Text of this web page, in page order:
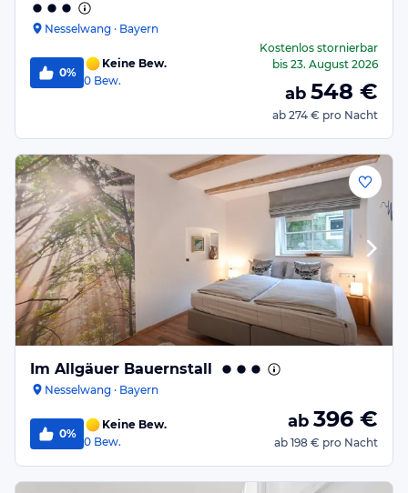
Nesselwang · Bayern
0%
Keine Bew.
0 Bew.
Kostenlos stornierbar
bis 23. August 2026
ab 548 €
ab 274 € pro Nacht
Im Allgäuer Bauernstall
Nesselwang · Bayern
0%
Keine Bew.
0 Bew.
ab 396 €
ab 198 € pro Nacht